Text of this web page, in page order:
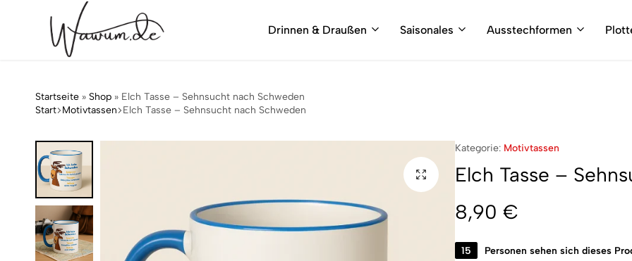
Drinnen & Draußen Saisonales Ausstechformen
Startseite » Shop » Elch Tasse – Sehnsucht nach Schweden
Start Motivtassen Elch Tasse – Sehnsucht nach Schweden
Kategorie: Motivtassen
Elch Tasse –
8,90 €
15 Personen sehen sich dieses